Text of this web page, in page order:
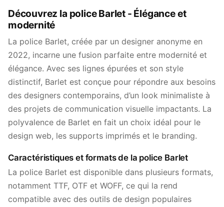
Découvrez la police Barlet - Élégance et
modernité
La police Barlet, créée par un designer anonyme en
2022, incarne une fusion parfaite entre modernité et
élégance. Avec ses lignes épurées et son style
distinctif, Barlet est conçue pour répondre aux besoins
des designers contemporains, d’un look minimaliste à
des projets de communication visuelle impactants. La
polyvalence de Barlet en fait un choix idéal pour le
design web, les supports imprimés et le branding.
Caractéristiques et formats de la police Barlet
La police Barlet est disponible dans plusieurs formats,
notamment TTF, OTF et WOFF, ce qui la rend
compatible avec des outils de design populaires